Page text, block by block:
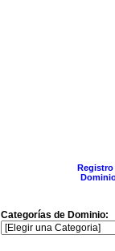
Categorías de Dominio: